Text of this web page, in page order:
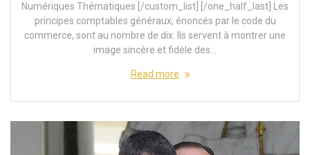
Numériques Thématiques [/custom_list] [/one_half_last] Les
principes comptables généraux, énoncés par le code du
commerce, sont au nombre de dix. Ils servent à montrer une
image sincère et fidèle des…
Read more